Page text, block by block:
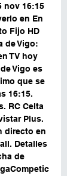
nov 16:15
en En
Fijo HD
de Vigo:
TV hoy
Vigo es
que se
16:15.
RC Celta
Plus.
directo en
Detalles
de